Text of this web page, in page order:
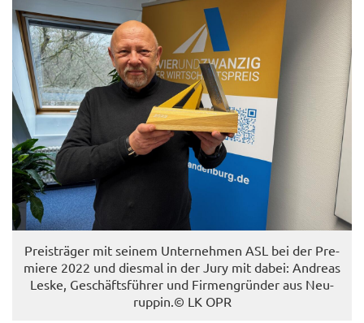
Preis­trä­ger mit sei­nem Un­ter­neh­men ASL bei der Pre­
mie­re 2022 und dies­mal in der Jury mit dabei: An­dre­as
Leske, Ge­schäfts­füh­rer und Fir­men­grün­der aus Neu­
rup­pin.© LK OPR